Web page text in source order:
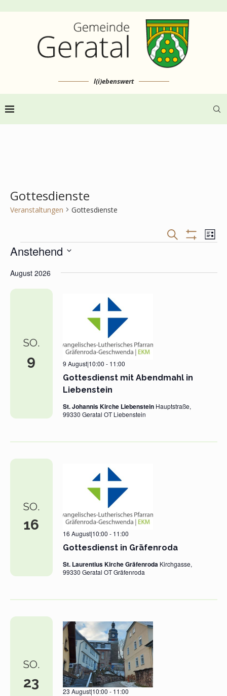
l(i)ebenswert
Gottesdienste
Veranstaltungen Gottesdienste
Veranstaltungen
Suche
SUCHE
FilterLISTE
Veranstaltungen
Anstehend
wählen.
August 2026
SO.
9
Gottesdienst mit Abendmahl in
Liebenstein
9 August|10:00 - 11:00
St. Johannis Kirche Liebenstein Hauptstraße,
99330 Geratal OT Liebenstein
SO.
16
Gottesdienst in Gräfenroda
16 August|10:00 - 11:00
St. Laurentius Kirche Gräfenroda Kirchgasse,
99330 Geratal OT Gräfenroda
SO.
23 23 August|10:00 - 11:00